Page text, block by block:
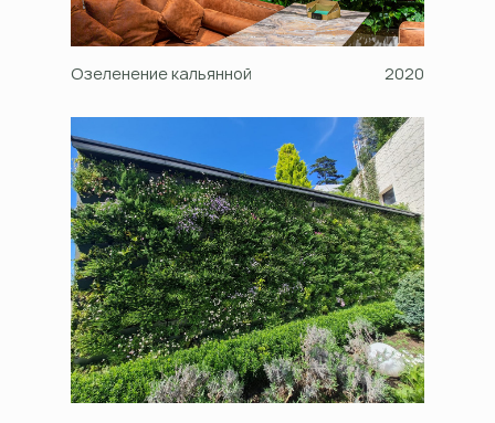
Озеленение кальянной 2020
Центр развития «Среда
возможностей»
2021